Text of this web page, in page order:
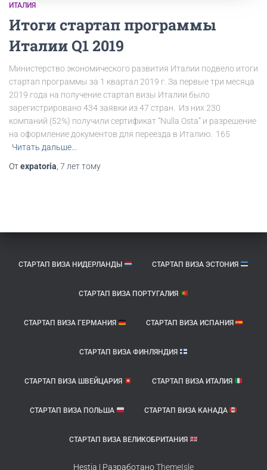
ИТАЛИЯ
Итоги стартап программы
Италии Q1 2019
Министерство экономического развития Италии подвело итоги
стартап программы за 1 квартал 2019 г. За первые три месяца
2019 года на получение стартап визы Италии было
зарегистрировано 434 заявки из 47 стран. Из них 230
компаний (52%) получили сертификат “Nulla Osta” и разрешение
на оформление документов для переезда в Италию. 165
Читать дальше…
Отexpatoria 7 леттому
СТАРТАП ВИЗА НИДЕРЛАНДЫ СТАРТАП ВИЗА ЭСТОНИЯ
СТАРТАП ВИЗА ПОРТУГАЛИЯ
СТАРТАП ВИЗА ГЕРМАНИЯ СТАРТАП ВИЗА ИСПАНИЯ
СТАРТАП ВИЗА ФИНЛЯНДИЯ
СТАРТАП ВИЗА ШВЕЙЦАРИЯ СТАРТАП ВИЗА ИТАЛИЯ
СТАРТАП ВИЗА ПОЛЬША СТАРТАП ВИЗА КАНАДА
СТАРТАП ВИЗА ВЕЛИКОБРИТАНИЯ
Hestia | РазработаноThemeIsle